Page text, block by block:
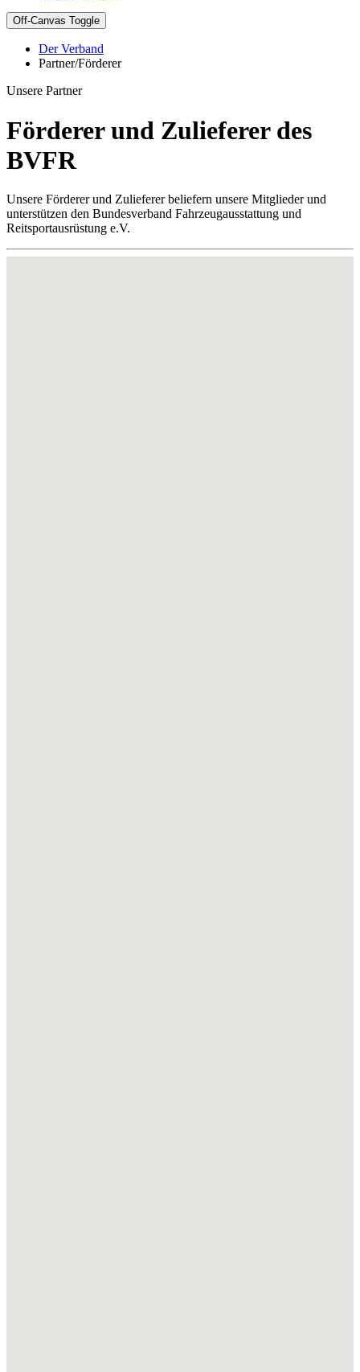
Off-Canvas Toggle
Der Verband
Partner/Förderer
Unsere Partner
Förderer und Zulieferer des
BVFR
Unsere Förderer und Zulieferer beliefern unsere Mitglieder und
unterstützen den Bundesverband Fahrzeugausstattung und
Reitsportausrüstung e.V.